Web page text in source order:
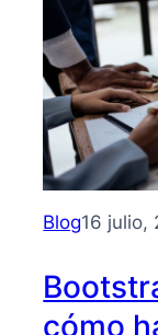
Blog16 julio,
cómo